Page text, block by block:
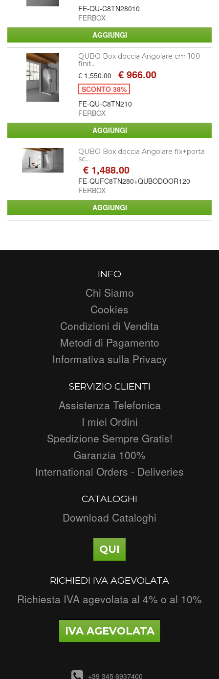
FE-QU-C8TN28010
FERBOX
QUBO Box doccia Angolare cm 100
finit...
€ 1,550.00 € 966.00
SCONTO 38%
FE-QU-C8TN210
FERBOX
QUBO Box doccia Angolare fix+porta
sc...
€ 1,488.00
FE-QUFC8TN280+QUBODOOR120
FERBOX
INFO
Chi Siamo
Cookies
Condizioni di Vendita
Metodi di Pagamento
Informativa sulla Privacy
SERVIZIO CLIENTI
Assistenza Telefonica
I miei Ordini
Spedizione Sempre Gratis!
Garanzia 100%
International Orders - Deliveries
CATALOGHI
Download Cataloghi
QUI
RICHIEDI IVA AGEVOLATA
Richiesta IVA agevolata al 4% o al 10%
IVA AGEVOLATA
+39 345 6937400